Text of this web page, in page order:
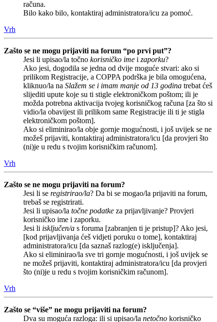
računa.
Bilo kako bilo, kontaktiraj administratora/icu za pomoć.
Vrh
Zašto se ne mogu prijaviti na forum “po prvi put”?
Jesi li upisao/la točno korisničko ime i zaporku?
Ako jesi, dogodila se jedna od dvije moguće stvari: ako si
prilikom Registracije, a COPPA podrška je bila omogućena,
kliknuo/la na Slažem se i imam manje od 13 godina trebat ćeš
slijediti upute koje su ti stigle elektroničkom poštom; ili je
možda potrebna aktivacija tvojeg korisničkog računa [za što si
vidio/la obavijest ili prilikom same Registracije ili ti je stigla
elektroničkom poštom].
Ako si eliminirao/la obje gornje mogućnosti, i još uvijek se ne
možeš prijaviti, kontaktiraj administratora/icu [da provjeri što
(ni)je u redu s tvojim korisničkim računom].
Vrh
Zašto se ne mogu prijaviti na forum?
Jesi li se registrirao/la? Da bi se mogao/la prijaviti na forum,
trebaš se registrirati.
Jesi li upisao/la točne podatke za prijavljivanje? Provjeri
korisničko ime i zaporku.
Jesi li isključen/a s foruma [zabranjen ti je pristup]? Ako jesi,
[kod prijavljivanja ćeš vidjeti poruku o tome], kontaktiraj
administratora/icu [da saznaš razlog(e) isključenja].
Ako si eliminirao/la sve tri gornje mogućnosti, i još uvijek se
ne možeš prijaviti, kontaktiraj administratora/icu [da provjeri
što (ni)je u redu s tvojim korisničkim računom].
Vrh
Zašto se “više” ne mogu prijaviti na forum?
Dva su moguća razloga: ili si upisao/la netočno korisničko